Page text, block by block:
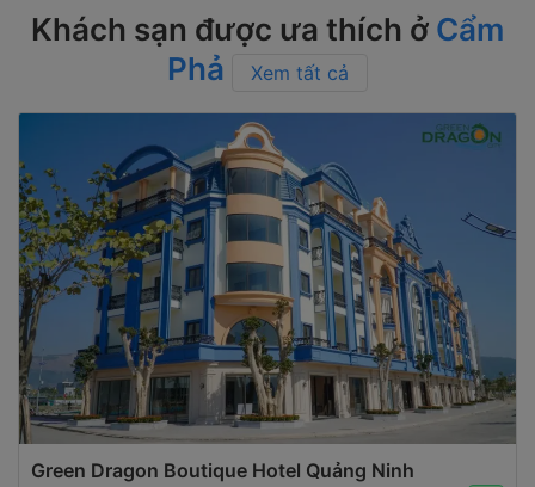
Khách sạn được ưa thích ở Cẩm
Phả
Xem tất cả
Green Dragon Boutique Hotel Quảng Ninh